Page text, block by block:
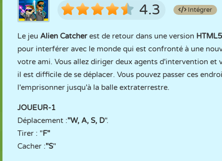
4.3 Intégrer
Le jeu Alien Catcherest de retour dans une version
pour interférer avec le monde qui est confronté à une
votre ami. Vous allez diriger deux agents d'intervention et
il est difficile de se déplacer. Vous pouvez passer ces
l'emprisonner jusqu'à la balle extraterrestre.
JOUEUR-1
Déplacement :"W, A, S, D".
Tirer : "F"
Cacher :"S"